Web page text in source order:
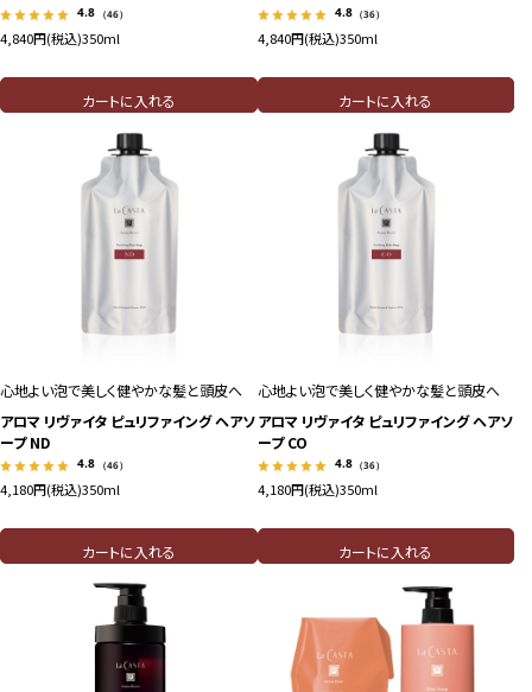
4.8 （46）
4,840円(税込)350ml
カートに入れる
4.8 （36）
4,840円(税込)350ml
カートに入れる
心地よい泡で美しく健やかな髪と頭皮へ
アロマ リヴァイタ ピュリファイング ヘアソ
ープ ND
4.8 （46）
4,180円(税込)350ml
カートに入れる
心地よい泡で美しく健やかな髪と頭皮へ
アロマ リヴァイタ ピュリファイング ヘアソ
ープ CO
4.8 （36）
4,180円(税込)350ml
カートに入れる